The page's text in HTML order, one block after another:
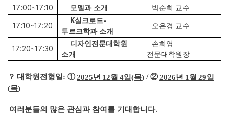
17:00~17:10 모델과 소개 박순희 교수
17:10~17:20
K실크로드-
투르크학과 소개
오은경 교수
17:20~17:30
디자인전문대학원
소개
손희영
전문대학원장
？ 대학원전형일 : ①2025년 12월 4일(목) /②2026년 1 월 29일
(목)
여러분들의 많은 관심과 참여를 기대합니다.